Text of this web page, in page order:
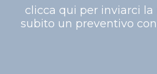
clicca qui per inviarci
subito un preventivo